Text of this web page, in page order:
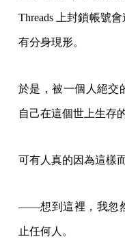
Threads 上封鎖帳號
有分身現形。
於是，被一個人絕交
自己在這個世上生存
可有人真的因為這樣
——想到這裡，我忽
止任何人。